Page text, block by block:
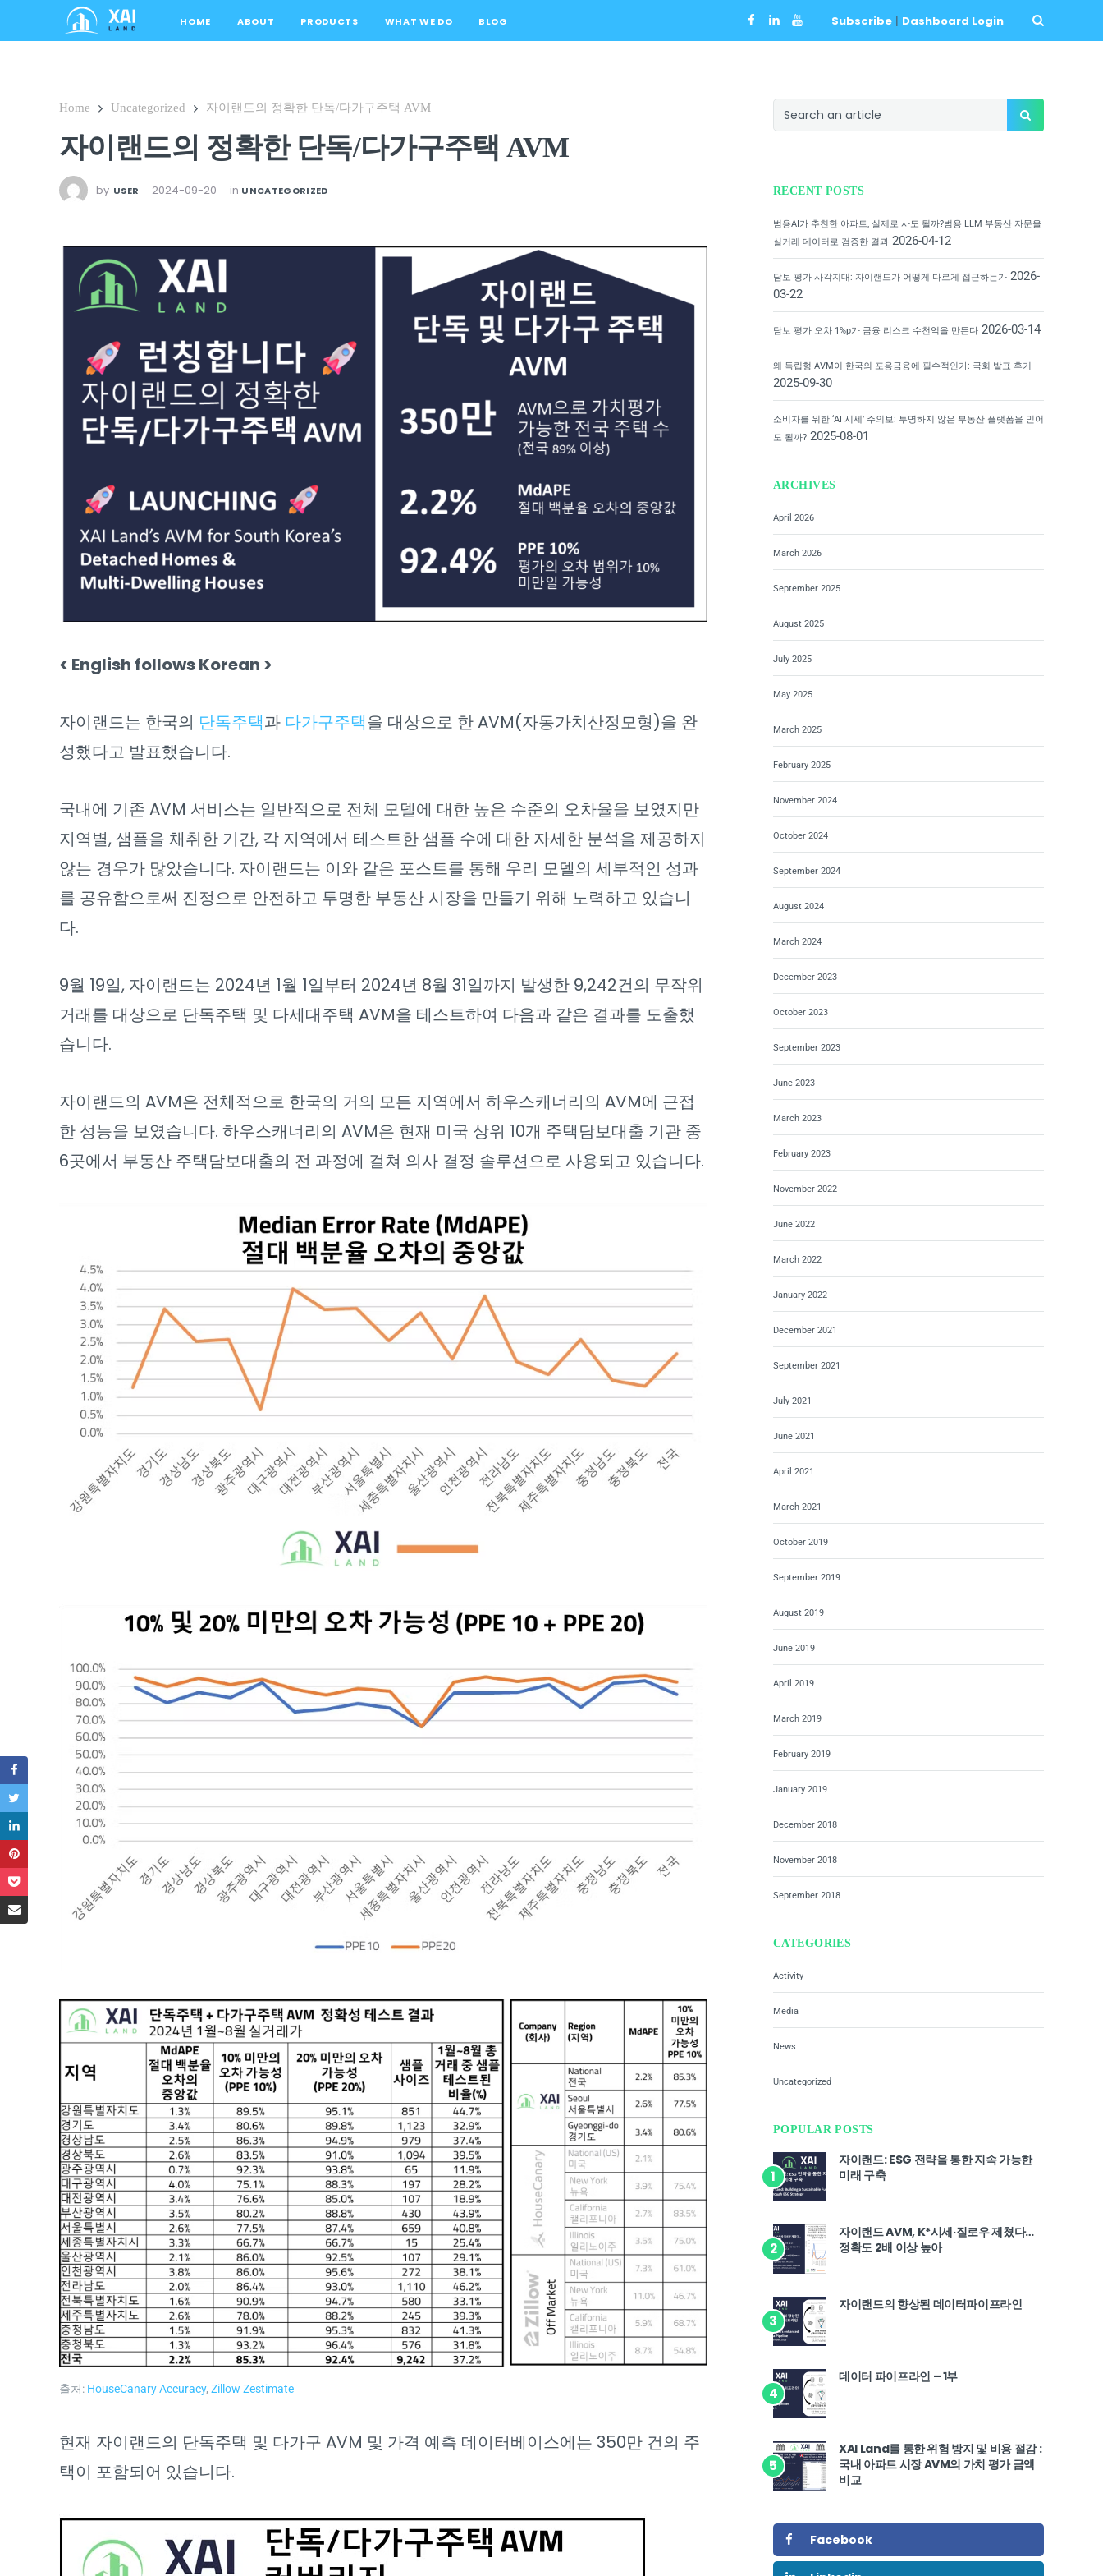
HOME ABOUT PRODUCTS WHAT WE DO BLOG Subscribe | Dashboard Login
Home Uncategorized 자이랜드의 정확한 단독/다가구주택 AVM
자이랜드의 정확한 단독/다가구주택 AVM
by USER 2024-09-20 in UNCATEGORIZED
< English follows Korean >
자이랜드는 한국의 단독주택과 다가구주택을 대상으로 한 AVM(자동가치산정모형)을 완
성했다고 발표했습니다.
국내에 기존 AVM 서비스는 일반적으로 전체 모델에 대한 높은 수준의 오차율을 보였지만
지역별, 샘플을 채취한 기간, 각 지역에서 테스트한 샘플 수에 대한 자세한 분석을 제공하지
않는 경우가 많았습니다. 자이랜드는 이와 같은 포스트를 통해 우리 모델의 세부적인 성과
를 공유함으로써 진정으로 안전하고 투명한 부동산 시장을 만들기 위해 노력하고 있습니
다.
9월 19일, 자이랜드는 2024년 1월 1일부터 2024년 8월 31일까지 발생한 9,242건의 무작위
거래를 대상으로 단독주택 및 다세대주택 AVM을 테스트하여 다음과 같은 결과를 도출했
습니다.
자이랜드의 AVM은 전체적으로 한국의 거의 모든 지역에서 하우스캐너리의 AVM에 근접
한 성능을 보였습니다. 하우스캐너리의 AVM은 현재 미국 상위 10개 주택담보대출 기관 중
6곳에서 부동산 주택담보대출의 전 과정에 걸쳐 의사 결정 솔루션으로 사용되고 있습니다.
출처: HouseCanary Accuracy, Zillow Zestimate
현재 자이랜드의 단독주택 및 다가구 AVM 및 가격 예측 데이터베이스에는 350만 건의 주
택이 포함되어 있습니다.
RECENT POSTS
범용AI가 추천한 아파트, 실제로 사도 될까?범용 LLM 부동산 자문을
실거래 데이터로 검증한 결과 2026-04-12
담보 평가 사각지대: 자이랜드가 어떻게 다르게 접근하는가 2026-
03-22
담보 평가 오차 1%p가 금융 리스크 수천억을 만든다 2026-03-14
왜 독립형 AVM이 한국의 포용금융에 필수적인가: 국회 발표 후기
2025-09-30
소비자를 위한 ‘AI 시세’ 주의보: 투명하지 않은 부동산 플랫폼을 믿어
도 될까? 2025-08-01
ARCHIVES
April 2026
March 2026
September 2025
August 2025
July 2025
May 2025
March 2025
February 2025
November 2024
October 2024
September 2024
August 2024
March 2024
December 2023
October 2023
September 2023
June 2023
March 2023
February 2023
November 2022
June 2022
March 2022
January 2022
December 2021
September 2021
July 2021
June 2021
April 2021
March 2021
October 2019
September 2019
August 2019
June 2019
April 2019
March 2019
February 2019
January 2019
December 2018
November 2018
September 2018
CATEGORIES
Activity
Media
News
Uncategorized
POPULAR POSTS
1
자이랜드: ESG 전략을 통한 지속 가능한
미래 구축
2
자이랜드 AVM, K*시세·질로우 제쳤다…
정확도 2배 이상 높아
3
자이랜드의 향상된 데이터파이프라인
4
데이터 파이프라인 – 1부
5
XAI Land를 통한 위험 방지 및 비용 절감 :
국내 아파트 시장 AVM의 가치 평가 금액
비교
Facebook